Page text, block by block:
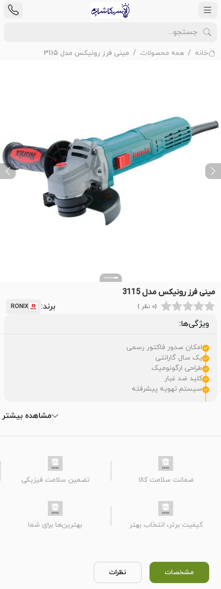
خانه همه محصولات مینی فرز رونیکس مدل 3115
Previous
مینی فرز رونیکس مدل 3115
(0 نظر ) برند: RONIX
ویژگی‌ها:
امکان صدور فاکتور رسمی
یک سال گارانتی
طراحی ارگونومیک
کلید ضد غبار
سیستم تهویه پیشرفته
مشاهده بیشتر
ضمانت سلامت کالا تضمین سلامت فیزیکی
کیفیت برتر، انتخاب بهتر بهترین‌ها برای شما
مشخصات نظرات